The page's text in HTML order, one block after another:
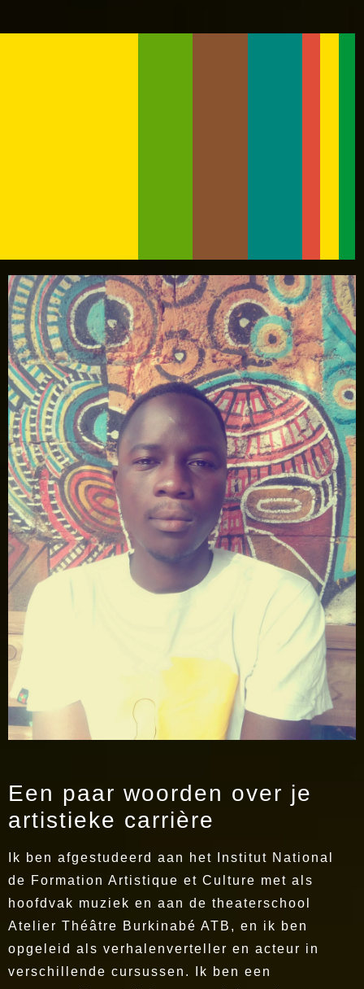
Een paar woorden over je
artistieke carrière
Ik ben afgestudeerd aan het Institut National
de Formation Artistique et Culture met als
hoofdvak muziek en aan de theaterschool
Atelier Théâtre Burkinabé ATB, en ik ben
opgeleid als verhalenverteller en acteur in
verschillende cursussen. Ik ben een